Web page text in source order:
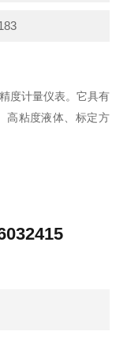
度计量仪表。它具有
高粘度液体、标定方